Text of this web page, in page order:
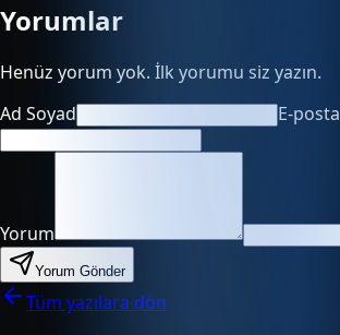
Yorumlar
Henüz yorum yok. İlk yorumu siz yazın.
Ad Soyad
E-posta
Yorum
Yorum Gönder
Tüm yazılara dön